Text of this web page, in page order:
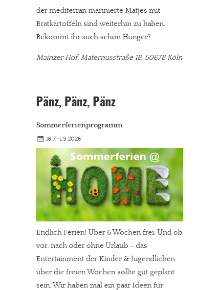
der mediterran marinierte Matjes mit
Bratkartoffeln sind weiterhin zu haben.
Bekommt ihr auch schon Hunger?
Mainzer Hof, Maternusstraße 18, 50678 Köln
Pänz, Pänz, Pänz
Sommerferienprogramm
18.7.-1.9.2026
Endlich Ferien! Über 6 Wochen frei. Und ob
vor, nach oder ohne Urlaub – das
Entertainment der Kinder & Jugendlichen
über die freien Wochen sollte gut geplant
sein. Wir haben mal ein paar Ideen für